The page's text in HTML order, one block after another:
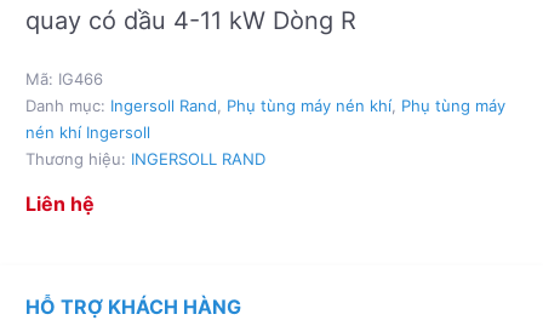
quay có dầu 4-11 kW Dòng R
Liên hệ
Mã: IG466
Danh mục: Ingersoll Rand Phụ tùng máy nén khí Phụ tùng máy
nén khí Ingersoll
Thương hiệu: INGERSOLL RAND
HỖ TRỢ KHÁCH HÀNG